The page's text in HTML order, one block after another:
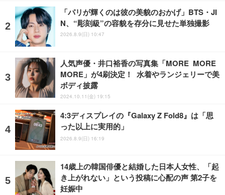
「パリが輝くのは彼の美貌のおかげ」BTS・JI
N、“彫刻級”の容貌を存分に見せた単独撮影
2026.8.9(日) 10:47
人気声優・井口裕香の写真集「MORE MORE
MORE」が4刷決定！ 水着やランジェリーで美
ボディ披露
2024.10.11(金) 19:15
4:3ディスプレイの『Galaxy Z Fold8』は「思
った以上に実用的」
2026.8.9(日) 16:19
14歳上の韓国俳優と結婚した日本人女性、「起
き上がれない」という投稿に心配の声 第2子を
妊娠中